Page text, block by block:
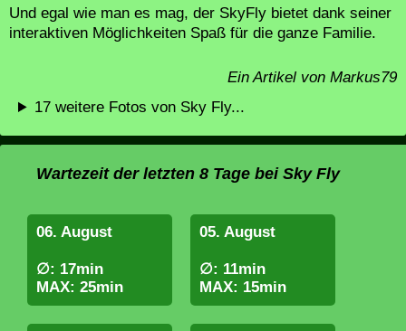
Und egal wie man es mag, der SkyFly bietet dank seiner
interaktiven Möglichkeiten Spaß für die ganze Familie.
Ein Artikel von Markus79
17 weitere Fotos von Sky Fly...
Wartezeit der letzten 8 Tage bei Sky Fly
06. August
∅: 17min
MAX: 25min
05. August
∅: 11min
MAX: 15min